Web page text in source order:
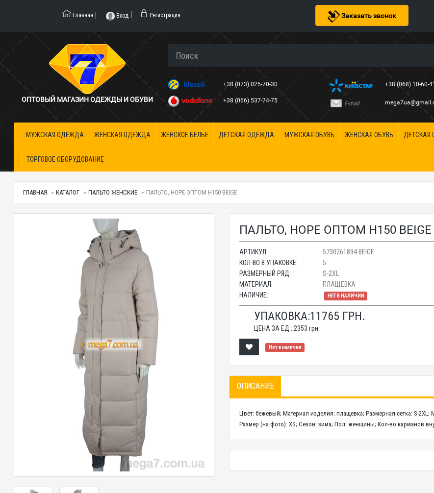
Заказать звонок
Главная Вход Регистрация
ОПТОВЫЙ МАГАЗИН ОДЕЖДЫ И ОБУВИ
+38 (073) 025-70-30
+38 (066) 537-74-75
+38 (068) 10-60-
E-mail
МУЖСКАЯ ОДЕЖДА ЖЕНСКАЯ ОДЕЖДА ЖЕНСКОЕ БЕЛЬЕ ДЕТСКАЯ ОДЕЖДА МУЖСКАЯ ОБУВЬ ЖЕНСКАЯ ОБУВЬ ДЕТСКАЯ
ТОРГОВОЕ ОБОРУДОВАНИЕ
ГЛАВНАЯ КАТАЛОГ ПАЛЬТО ЖЕНСКИЕ ПАЛЬТО, HOPE ОПТОМ H150 BEIGE
ПАЛЬТО, HOPE ОПТОМ H150 BEIGE
АРТИКУЛ:
5730261894 BEIGE
КОЛ-ВО В УПАКОВКЕ:
5
РАЗМЕРНЫЙ РЯД: :
S-2XL
МАТЕРИАЛ:
ПЛАЩЕВКА
НАЛИЧИЕ:
НЕТ В НАЛИЧИИ
УПАКОВКА:11765 ГРН.
ЦЕНА ЗА ЕД.: 2353 грн.
Нет в наличии
ОПИСАНИЕ
Цвет: бежевый; Материал изделия: плащевка; Размерная сетка: S-
Размер (на фото): XS; Сезон: зима; Пол: женщины; Кол-во карманов